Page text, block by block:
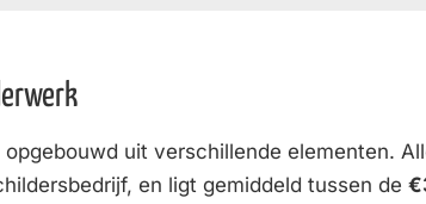
uit verschillende elementen.
en ligt gemiddeld tussen de